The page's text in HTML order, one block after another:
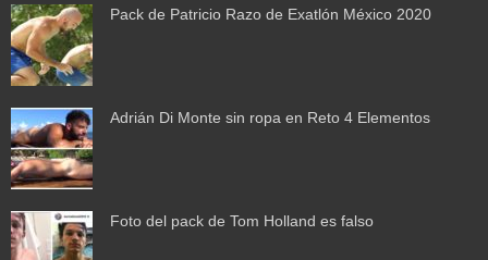
Pack de Patricio Razo de Exatlón México 2020
Adrián Di Monte sin ropa en Reto 4 Elementos
Foto del pack de Tom Holland es falso